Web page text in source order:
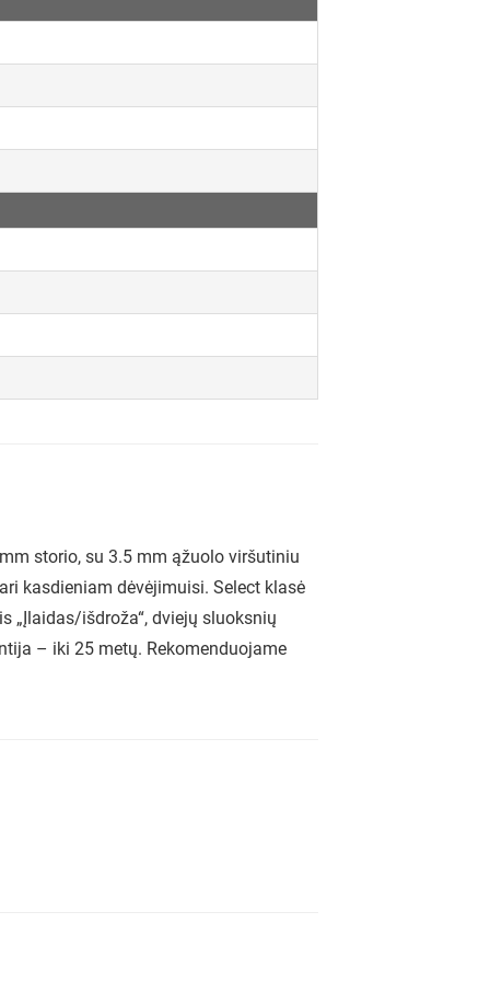
storio, su 3.5 mm ąžuolo viršutiniu
kasdieniam dėvėjimuisi. Select klasė
„Įlaidas/išdroža“, dviejų sluoksnių
– iki 25 metų. Rekomenduojame